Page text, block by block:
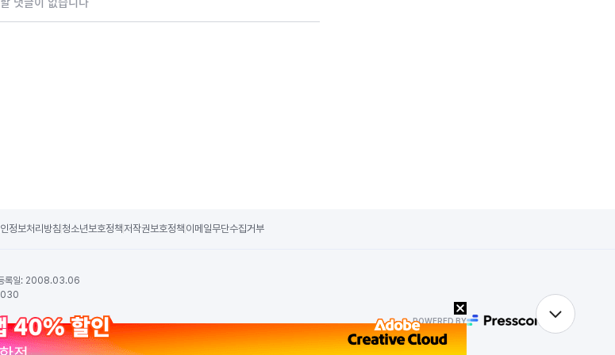
정보처리방침 청소년보호정책저작권보호정책 이메일무단수집거부
록일: 2008.03.06
POWERED BY